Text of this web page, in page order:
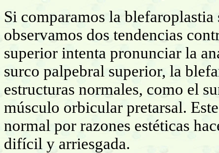
Si comparamos la
observamos dos tendencias
superior intenta pronunciar la
surco palpebral superior, la
estructuras normales, como el
músculo orbicular pretarsal.
normal por razones estéticas
difícil y arriesgada.